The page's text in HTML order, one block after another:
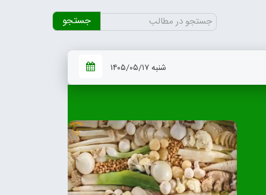
جستجو
برای:
شنبه ۱۴۰۵/۰۵/۱۷